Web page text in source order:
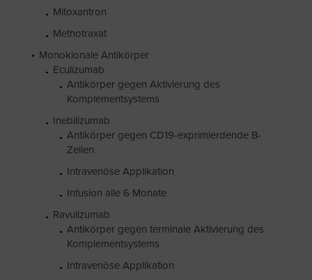
Mitoxantron
Methotraxat
Monoklonale Antikörper
Eculizumab
Antikörper gegen Aktivierung des
Komplementsystems
Inebilizumab
Antikörper gegen CD19-exprimierdende B-
Zellen
Intravenöse Applikation
Infusion alle 6 Monate
Ravulizumab
Antikörper gegen terminale Aktivierung des
Komplementsystems
Intravenöse Applikation